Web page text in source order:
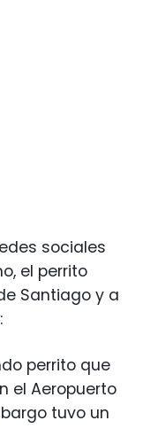
sociales
el perrito
Santiago y a
perrito que
el Aeropuerto
tuvo un